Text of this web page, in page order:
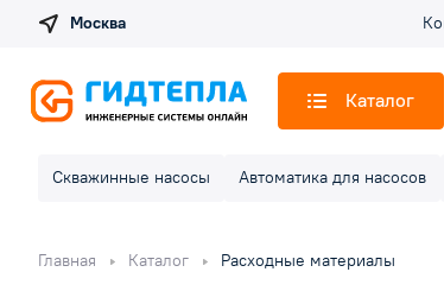
Москва
Каталог
Скважинные насосы Автоматика для насосов
Главная Каталог Расходные материалы